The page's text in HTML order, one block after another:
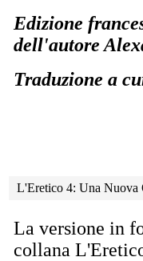
Edizione
dell'autore
Traduzione a
L'Eretico 4: Una Nuova
La versione in
collana